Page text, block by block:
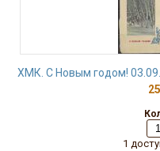
ХМК. С Новым годом!
1